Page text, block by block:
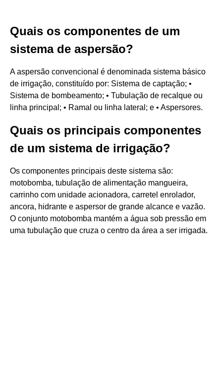
Quais os componentes de um
sistema de aspersão?
A aspersão convencional é denominada sistema básico
de irrigação, constituído por: Sistema de captação; •
Sistema de bombeamento; • Tubulação de recalque ou
linha principal; • Ramal ou linha lateral; e • Aspersores.
Quais os principais componentes
de um sistema de irrigação?
Os componentes principais deste sistema são:
motobomba, tubulação de alimentação mangueira,
carrinho com unidade acionadora, carretel enrolador,
ancora, hidrante e aspersor de grande alcance e vazão.
O conjunto motobomba mantém a água sob pressão em
uma tubulação que cruza o centro da área a ser irrigada.